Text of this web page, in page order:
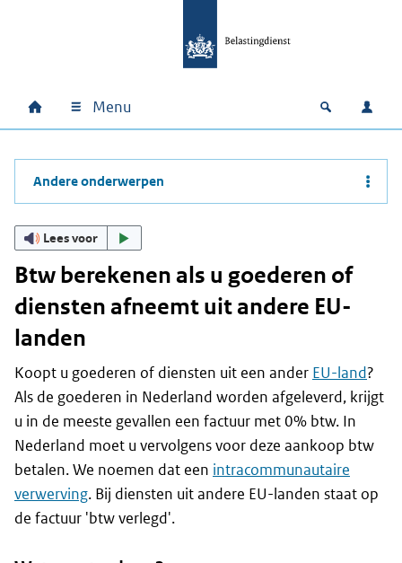
Hoofdnavigatie
Home Menu Open
Andere onderwerpen
Lees voor
Btw berekenen als u goederen of
diensten afneemt uit andere EU-
landen
Koopt u goederen of diensten uit een ander EU-land?
Als de goederen in Nederland worden afgeleverd, krijgt
u in de meeste gevallen een factuur met 0% btw. In
Nederland moet u vervolgens voor deze aankoop btw
betalen. We noemen dat een intracommunautaire
verwerving. Bij diensten uit andere EU-landen staat op
de factuur 'btw verlegd'.